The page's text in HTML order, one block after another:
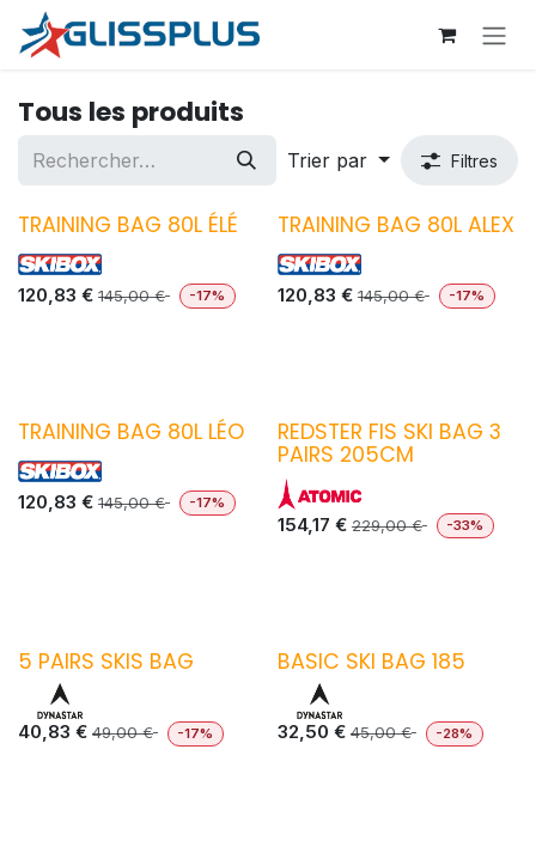
Se rendre au contenu
Tous les produits
Trier par Filtres
TRAINING BAG 80L ÉLÉ
120,83 € 145,00€ -17%
TRAINING BAG 80L ALEX
120,83 € 145,00€ -17%
TRAINING BAG 80L LÉO
120,83 € 145,00€ -17%
REDSTER FIS SKI BAG 3
PAIRS 205CM
154,17 € 229,00€ -33%
5 PAIRS SKIS BAG
40,83 € 49,00€ -17%
BASIC SKI BAG 185
32,50 € 45,00€ -28%